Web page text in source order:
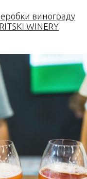
винограду
WINERY